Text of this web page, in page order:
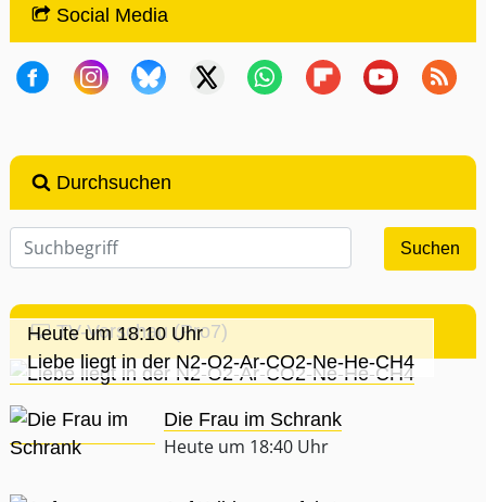
Social Media
Durchsuchen
TV-Vorschau (Pro7)
Heute um 18:10 Uhr
Liebe liegt in der N2-O2-Ar-CO2-Ne-He-CH4
Die Frau im Schrank
Heute um 18:40 Uhr